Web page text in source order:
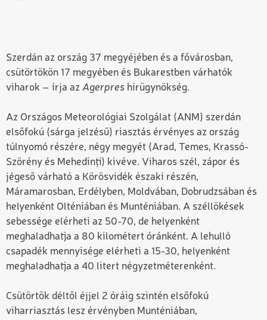
Szerdán az ország 37 megyéjében és a fővárosban,
csütörtökön 17 megyében és Bukarestben várhatók
viharok – írja az Agerpres hírügynökség.
Az Országos Meteorológiai Szolgálat (ANM) szerdán
elsőfokú (sárga jelzésű) riasztás érvényes az ország
túlnyomó részére, négy megyét (Arad, Temes, Krassó-
Szörény és Mehedinți) kivéve. Viharos szél, zápor és
jégeső várható a Körösvidék északi részén,
Máramarosban, Erdélyben, Moldvában, Dobrudzsában és
helyenként Olténiában és Munténiában. A széllökések
sebessége elérheti az 50-70, de helyenként
meghaladhatja a 80 kilométert óránként. A lehulló
csapadék mennyisége elérheti a 15-30, helyenként
meghaladhatja a 40 litert négyzetméterenként.
Csütörtök déltől éjjel 2 óráig szintén elsőfokú
viharriasztás lesz érvényben Munténiában,